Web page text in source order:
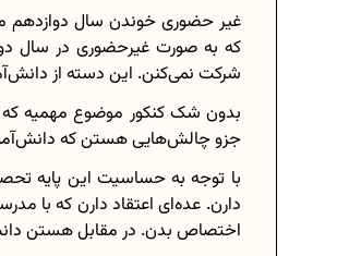
غیر حضوری خوندن سال دوازدهم
که به صورت غیرحضوری در سال
شرکت نمی‌کنن. این دسته از
بدون شک کنکور موضوع مهمیه که
جزو چالش‌هایی هستن که
با توجه به حساسیت این پایه
دارن. عده‌ای اعتقاد دارن که با
اختصاص بدن. در مقابل هستن